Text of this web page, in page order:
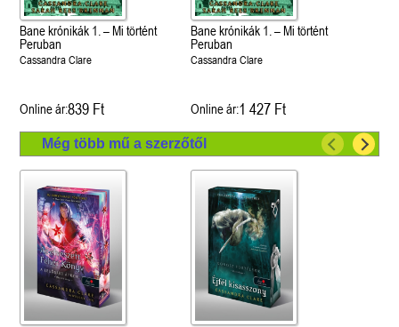
Bane krónikák 1. – Mi történt
Peruban
Cassandra Clare
Online ár:839 Ft
Bane krónikák 1. – Mi történt
Peruban
Cassandra Clare
Online ár:1 427 Ft
Még több mű a szerzőtől